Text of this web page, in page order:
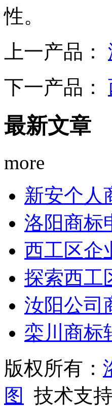
性。
上一产品：
下一产品：
最新文章
more
新安个人
洛阳商标
西工区企
探索西工
汝阳公司
栾川商标
版权所有：
图
技术支